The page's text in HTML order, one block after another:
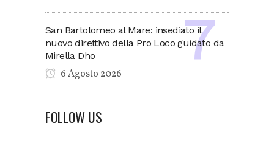
San Bartolomeo al Mare: insediato il
nuovo direttivo della Pro Loco guidato da
Mirella Dho
6 Agosto 2026
FOLLOW US